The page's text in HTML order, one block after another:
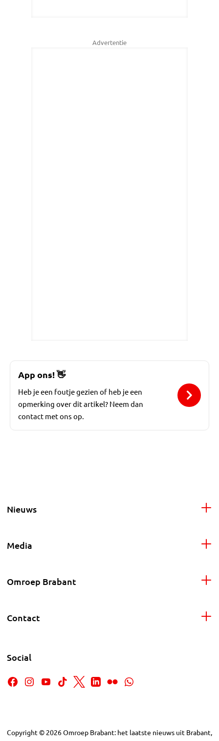
Advertentie
App ons! 👋
Heb je een foutje gezien of heb je een
opmerking over dit artikel? Neem dan
contact met ons op.
Nieuws
Media
Omroep Brabant
Contact
Social
Copyright © 2026Omroep Brabant: het laatste nieuws uit Brabant,